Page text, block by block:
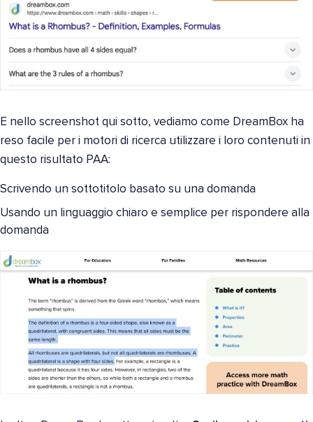
E nello screenshot qui sotto, vediamo come DreamBox ha
reso facile per i motori di ricerca utilizzare i loro contenuti in
questo risultato PAA:
Scrivendo un sottotitolo basato su una domanda
Usando un linguaggio chiaro e semplice per rispondere alla
domanda